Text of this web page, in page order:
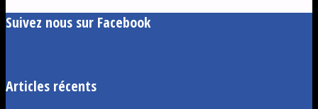
Suivez nous sur Facebook
Articles récents